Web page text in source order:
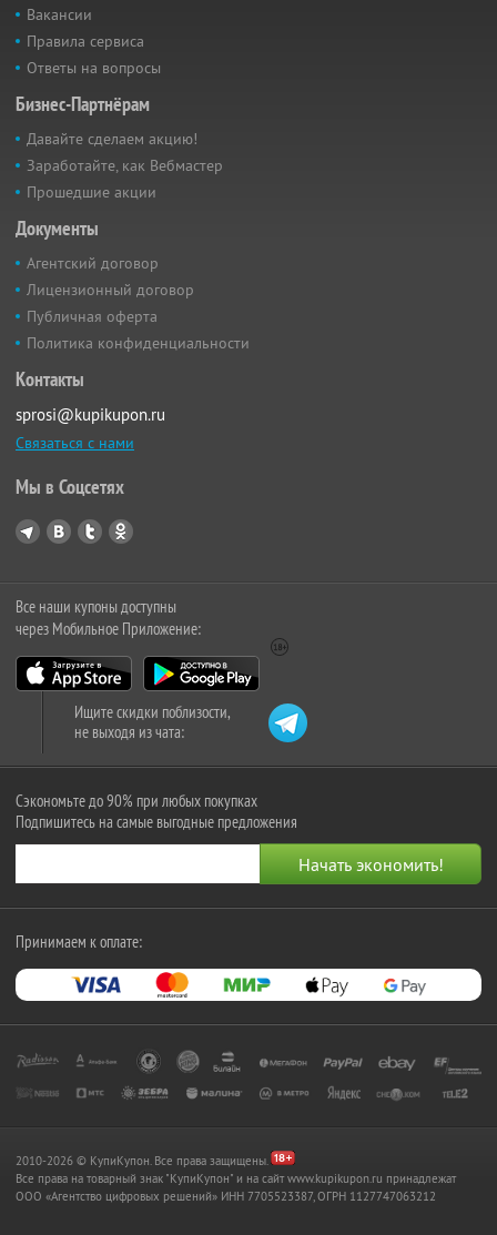
Вакансии
Правила сервиса
Ответы на вопросы
Бизнес-Партнёрам
Давайте сделаем акцию!
Заработайте, как Вебмастер
Прошедшие акции
Документы
Агентский договор
Лицензионный договор
Публичная оферта
Политика конфиденциальности
Контакты
sprosi@kupikupon.ru
Связаться с нами
Мы в Соцсетях
Все наши купоны доступны
через Мобильное Приложение:
Ищите скидки поблизости,
не выходя из чата:
Сэкономьте до 90% при любых покупках
Подпишитесь на самые выгодные предложения
Принимаем к оплате:
2010-2026 © КупиКупон. Все права защищены.
Все права на товарный знак "КупиКупон" и на сайт www.kupikupon.ru принадлежат
OOO «Агентство цифровых решений» ИНН 7705523387, ОГРН 1127747063212